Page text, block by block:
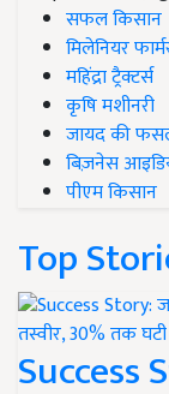
सफल किसान
मिलेनियर
महिंद्रा ट्रैक्टर्स
कृषि मशीनरी
जायद की
बिज़नेस
पीएम किसान
Top
Success